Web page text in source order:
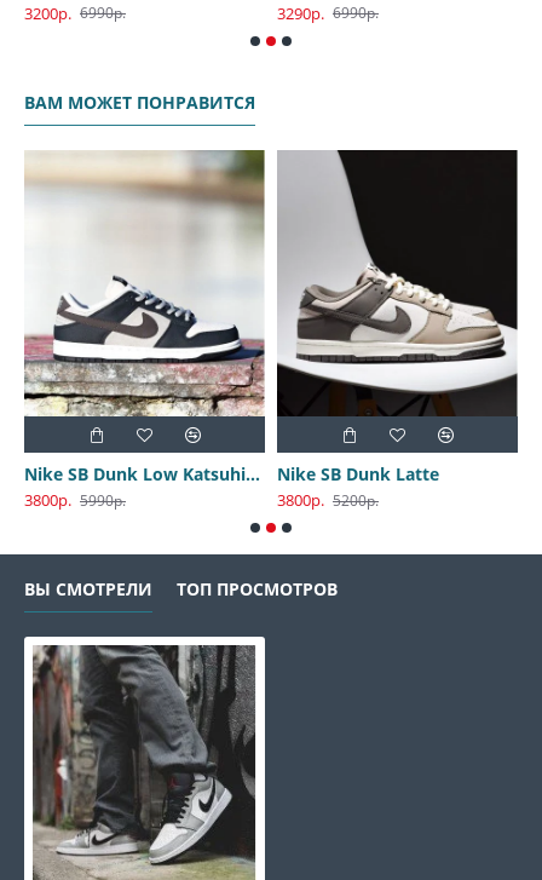
3200р. 6990р. 3290р. 6990р.
ВАМ МОЖЕТ ПОНРАВИТСЯ
Nike SB Dunk Low Katsuhiro Otomo
3800р. 5990р.
Nike SB Dunk Latte
3800р. 5200р.
ВЫ СМОТРЕЛИ ТОП ПРОСМОТРОВ